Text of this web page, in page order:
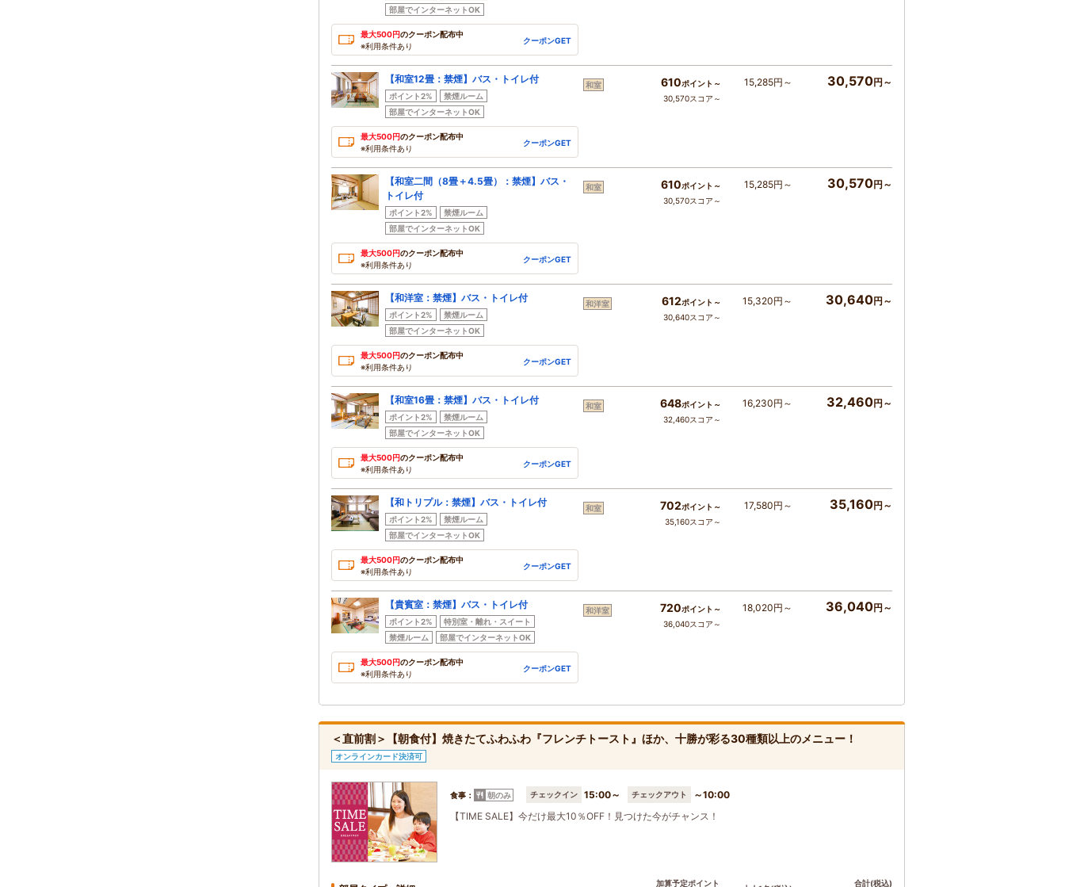
部屋でインターネットOK
最大500円のクーポン配布中
※利用条件あり
クーポンGET
【和室12畳：禁煙】バス・トイレ付
ポイント2%
禁煙ルーム
部屋でインターネットOK
最大500円のクーポン配布中
※利用条件あり
クーポンGET
和室 610ポイント～
30,570スコア～
15,285円～ 30,570円～
【和室二間（8畳＋4.5畳）：禁煙】バス・
トイレ付
ポイント2%
禁煙ルーム
部屋でインターネットOK
最大500円のクーポン配布中
※利用条件あり
クーポンGET
和室 610ポイント～
30,570スコア～
15,285円～ 30,570円～
【和洋室：禁煙】バス・トイレ付
ポイント2%
禁煙ルーム
部屋でインターネットOK
最大500円のクーポン配布中
※利用条件あり
クーポンGET
和洋室 612ポイント～
30,640スコア～
15,320円～ 30,640円～
【和室16畳：禁煙】バス・トイレ付
ポイント2%
禁煙ルーム
部屋でインターネットOK
最大500円のクーポン配布中
※利用条件あり
クーポンGET
和室 648ポイント～
32,460スコア～
16,230円～ 32,460円～
【和トリプル：禁煙】バス・トイレ付
ポイント2%
禁煙ルーム
部屋でインターネットOK
最大500円のクーポン配布中
※利用条件あり
クーポンGET
和室 702ポイント～
35,160スコア～
17,580円～ 35,160円～
【貴賓室：禁煙】バス・トイレ付
ポイント2%
特別室・離れ・スイート
禁煙ルーム
部屋でインターネットOK
最大500円のクーポン配布中
※利用条件あり
クーポンGET
和洋室 720ポイント～
36,040スコア～
18,020円～ 36,040円～
＜直前割＞【朝食付】焼きたてふわふわ『フレンチトースト』ほか、十勝が彩る30種類以上のメニュー！
オンラインカード決済可
食事： 朝のみ チェックイン 15:00～ チェックアウト
～10:00
【TIME SALE】今だけ最大10％OFF！見つけた今がチャンス！
加算予定ポイント 合計(税込)